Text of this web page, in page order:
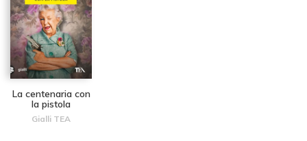
La centenaria con
la pistola
Gialli TEA